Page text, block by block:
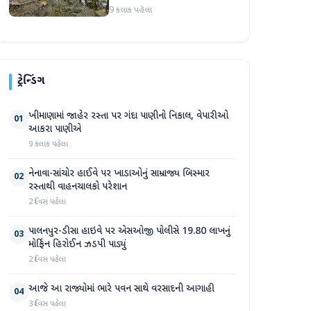
સપ્તાહમાં સેંકડો ભૂંડોના મોત
9 કલાક પહેલા
ટ્રેન્ડિંગ
01 ખીમાણામાં જાહેર રસ્તા પર ગંદા પાણીનો નિકાલ, વેપારીઓ
આકરા પાણીએ
9 કલાક પહેલા
02 નેનાવા-સાંચોર હાઈવે પર ખાડાઓનું સામ્રાજ્ય બિસ્માર
રસ્તાથી વાહનચાલકો પરેશાન
2 દિવસ પહેલા
03 પાલનપુર-ડીસા હાઇવે પર એસઓજી પોલીસે 19.80 લાખનું
મોર્ફિન હિરોઈન ઝડપી પાડ્યું
2 દિવસ પહેલા
04 આજે આ રાજ્યોમાં ભારે પવન સાથે વરસાદની આગાહી
3 દિવસ પહેલા